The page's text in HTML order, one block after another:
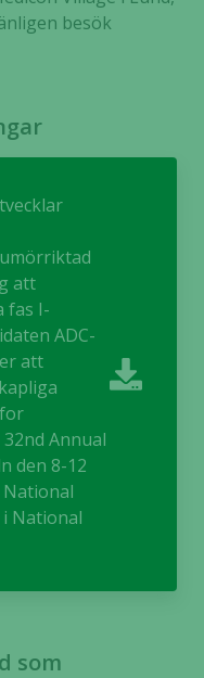
besök
att
fas I-
ADC-
att
Annual
den 8-12
National
National
som
För att vi ska
på
att vår
ska
prestera så
ditt
Om
nekar de
hemsidan.